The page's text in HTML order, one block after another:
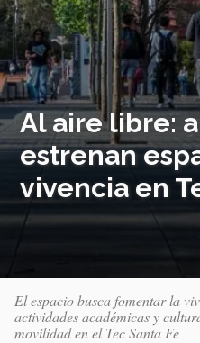
Al aire libre:
estrenan
vivencia en
El espacio busca fomentar la
actividades académicas y
movilidad en el Tec Santa Fe